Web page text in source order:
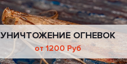
УНИЧТОЖЕНИЕ ОГНЕВОК
от 1200 Руб